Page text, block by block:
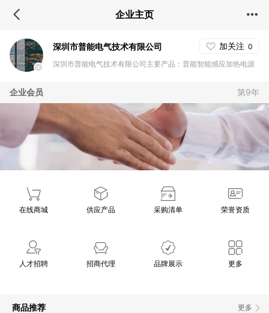
企业主页
深圳市普能电气技术有限公司 加关注 0
深圳市普能电气技术有限公司主要产品：普能智能感应加热电源
拥有独立自主的核心技术，先进的研发设备，科学的管理体系，
公司以高质量的产品，良好的信誉，服务大众。相关产品有：外
挂式辊筒感应加热设备；超音频导热油炉；智能变频取暖锅炉
（阿里斯品牌）；超高速蒸汽发生器
企业会员 第9年
在线商城 供应产品 采购清单 荣誉资质
人才招聘 招商代理 品牌展示 更多
更多
商品推荐